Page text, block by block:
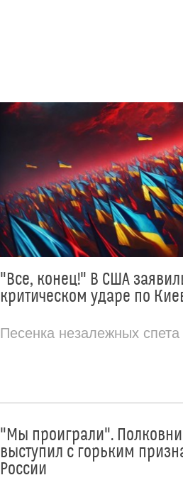
"Все, конец!" В США
критическом ударе по
Песенка незалежных спета
"Мы проиграли".
выступил с горьким
России